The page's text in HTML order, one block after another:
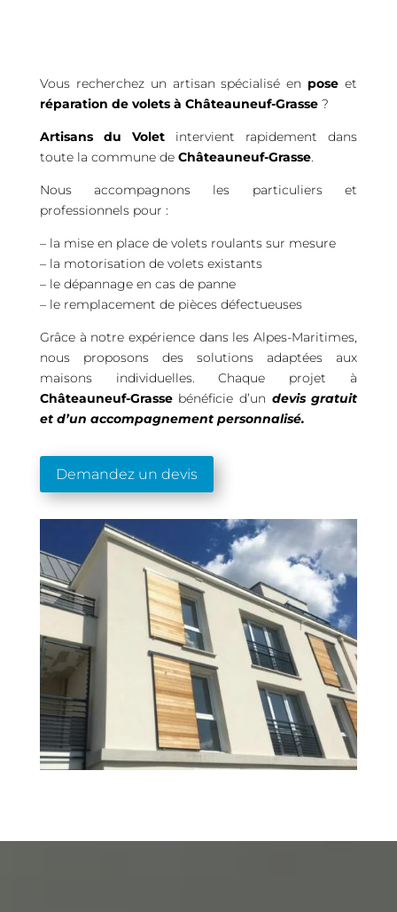
Vous recherchez un artisan spécialisé en pose et
réparation de volets à Châteauneuf-Grasse?
Artisans du Voletintervient rapidement dans
toute la commune de Châteauneuf-Grasse.
Nous accompagnons les particuliers et
professionnels pour :
– la mise en place de volets roulants sur mesure
– la motorisation de volets existants
– le dépannage en cas de panne
– le remplacement de pièces défectueuses
Grâce à notre expérience dans les Alpes-Maritimes,
nous proposons des solutions adaptées aux
maisons individuelles. Chaque projet à
Châteauneuf-Grassebénéficie d’un devis gratuit
et d’un accompagnement personnalisé.
Demandez un devis